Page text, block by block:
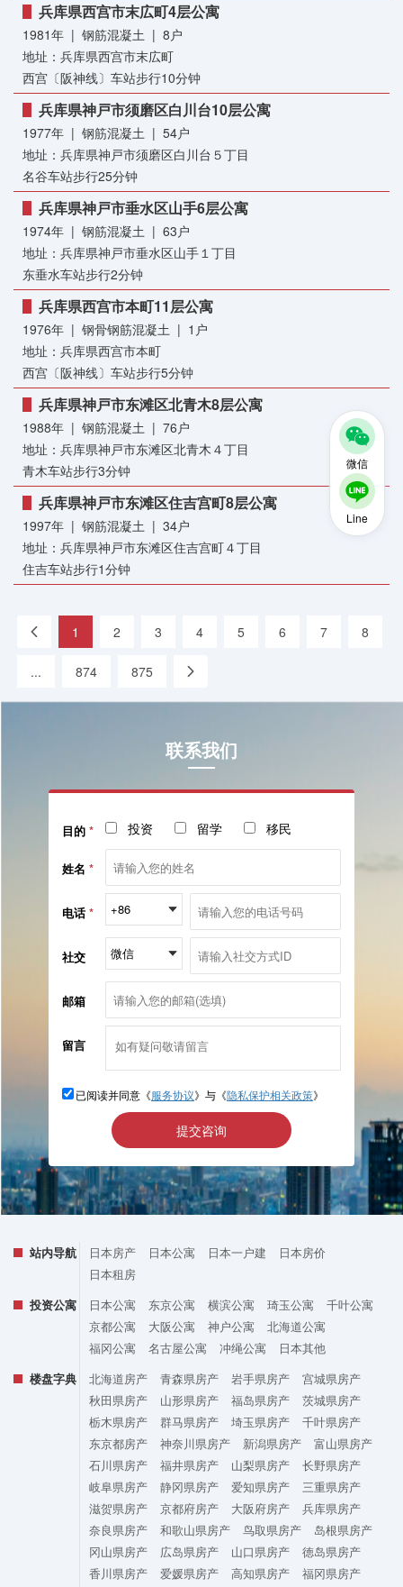
微信
Line
兵库県西宫市末広町4层公寓
1981年 | 钢筋混凝土 | 8户
地址：兵库県西宫市末広町
西宫〔阪神线〕车站步行10分钟
兵库県神戸市须磨区白川台10层公寓
1977年 | 钢筋混凝土 | 54户
地址：兵库県神戸市须磨区白川台５丁目
名谷车站步行25分钟
兵库県神戸市垂水区山手6层公寓
1974年 | 钢筋混凝土 | 63户
地址：兵库県神戸市垂水区山手１丁目
东垂水车站步行2分钟
兵库県西宫市本町11层公寓
1976年 | 钢骨钢筋混凝土 | 1户
地址：兵库県西宫市本町
西宫〔阪神线〕车站步行5分钟
兵库県神戸市东滩区北青木8层公寓
1988年 | 钢筋混凝土 | 76户
地址：兵库県神戸市东滩区北青木４丁目
青木车站步行3分钟
兵库県神戸市东滩区住吉宫町8层公寓
1997年 | 钢筋混凝土 | 34户
地址：兵库県神戸市东滩区住吉宫町４丁目
住吉车站步行1分钟
« 1 2 3 4 5 6 7 8
... 874 875 »
联系我们
目的 * 投资 留学 移民
姓名 *
电话 *
社交
邮箱
留言
已阅读并同意《服务协议》与《隐私保护相关政策》
提交咨询
站内导航 日本房产 日本公寓 日本一户建
日本房价
日本租房
投资公寓
日本公寓 东京公寓 横滨公寓 琦玉公寓
千叶公寓
京都公寓
大阪公寓 神户公寓
北海道公寓
福冈公寓
名古屋公寓 冲绳公寓
日本其他
楼盘字典
北海道房产 青森県房产 岩手県房产
宫城県房产
秋田県房产
山形県房产 福岛県房产
茨城県房产
栃木県房产
群马県房产 埼玉県房产
千叶県房产
东京都房产
神奈川県房产 新潟県房产
富山県房产
石川県房产
福井県房产 山梨県房产
长野県房产
岐阜県房产
静冈県房产 爱知県房产
三重県房产
滋贺県房产
京都府房产 大阪府房产
兵库県房产
奈良県房产
和歌山県房产 鸟取県房产
岛根県房产
冈山県房产
広岛県房产 山口県房产
徳岛県房产
香川県房产
爱媛県房产 高知県房产
福冈県房产